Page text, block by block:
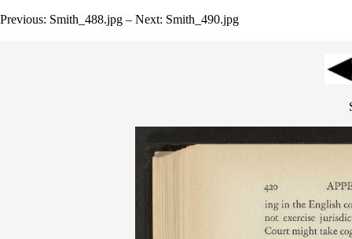
Previous: Smith_488.jpg – Next: Smith_490.jpg